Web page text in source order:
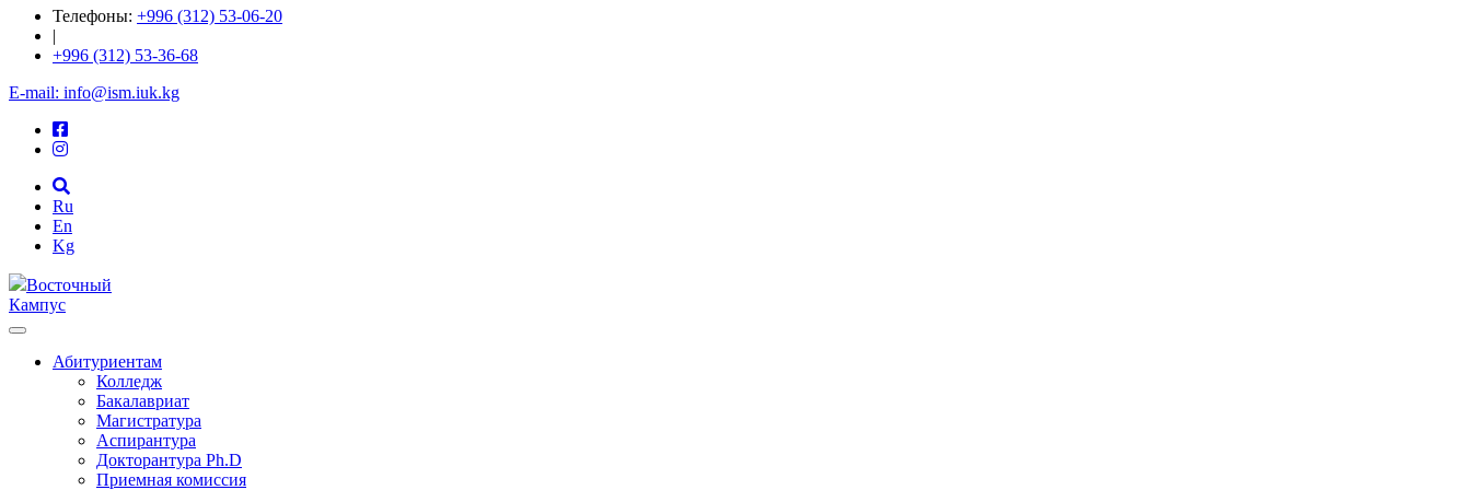
Телефоны: +996 (312) 53-06-20
|
+996 (312) 53-36-68
E-mail: info@ism.iuk.kg
Ru
En
Kg
Восточный
Кампус
Абитуриентам
Колледж
Бакалавриат
Магистратура
Аспирантура
Докторантура Ph.D
Приемная комиссия